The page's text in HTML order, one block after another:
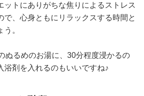
ットにありがちな焦りによるストレス
で、心身ともにリラックスする時間と
。
るめのお湯に、30分程度浸かるの
浴剤を入れるのもいいですね♪